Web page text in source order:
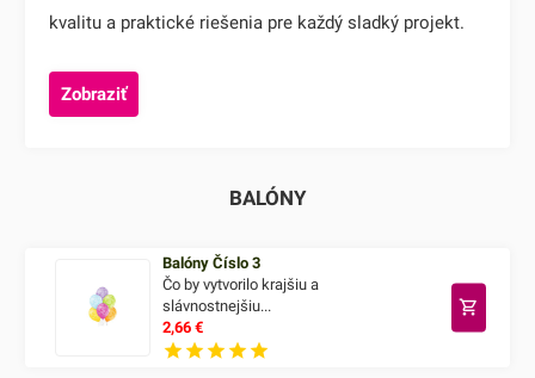
kvalitu a praktické riešenia pre každý sladký projekt.
Zobraziť
BALÓNY
Balóny Číslo 3
Čo by vytvorilo krajšiu a
slávnostnejšiu...
2,66€